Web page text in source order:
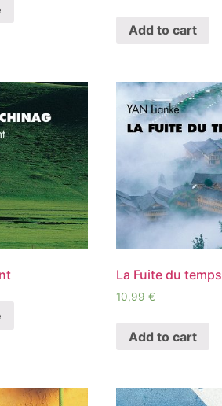
Add to cart
La Fuite du temps
10,99€
Add to cart